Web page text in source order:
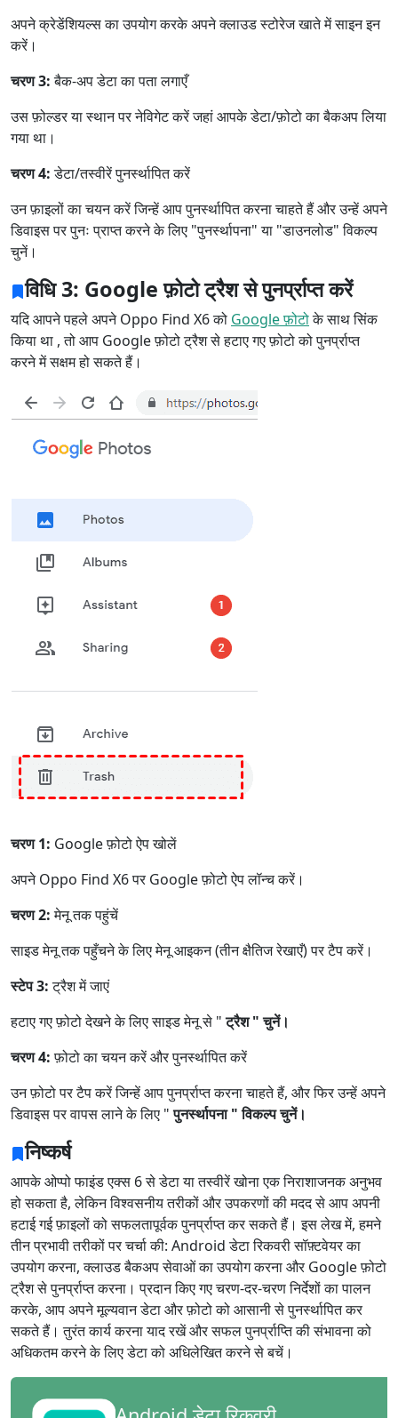
अपने क्रेडेंशियल्स का उपयोग करके अपने क्लाउड स्टोरेज खाते में साइन इन
करें।
चरण 3:बैक-अप डेटा का पता लगाएँ
उस फ़ोल्डर या स्थान पर नेविगेट करें जहां आपके डेटा/फ़ोटो का बैकअप लिया
गया था।
चरण 4:डेटा/तस्वीरें पुनर्स्थापित करें
उन फ़ाइलों का चयन करें जिन्हें आप पुनर्स्थापित करना चाहते हैं और उन्हें अपने
डिवाइस पर पुनः प्राप्त करने के लिए "पुनर्स्थापना" या "डाउनलोड" विकल्प
चुनें।
विधि 3: Google फ़ोटो ट्रैश से पुनर्प्राप्त करें
यदि आपने पहले अपने Oppo Find X6 को Google फ़ोटोके साथ सिंक
किया था , तो आप Google फ़ोटो ट्रैश से हटाए गए फ़ोटो को पुनर्प्राप्त
करने में सक्षम हो सकते हैं।
चरण 1: Google फ़ोटो ऐप खोलें
अपने Oppo Find X6 पर Google फ़ोटो ऐप लॉन्च करें।
चरण 2:मेनू तक पहुंचें
साइड मेनू तक पहुँचने के लिए मेनू आइकन (तीन क्षैतिज रेखाएँ) पर टैप करें।
स्टेप 3:ट्रैश में जाएं
हटाए गए फ़ोटो देखने के लिए साइड मेनू से "ट्रैश " चुनें।
चरण 4:फ़ोटो का चयन करें और पुनर्स्थापित करें
उन फ़ोटो पर टैप करें जिन्हें आप पुनर्प्राप्त करना चाहते हैं, और फिर उन्हें अपने
डिवाइस पर वापस लाने के लिए "पुनर्स्थापना " विकल्प चुनें।
निष्कर्ष
आपके ओप्पो फाइंड एक्स 6 से डेटा या तस्वीरें खोना एक निराशाजनक अनुभव
हो सकता है, लेकिन विश्वसनीय तरीकों और उपकरणों की मदद से आप अपनी
हटाई गई फ़ाइलों को सफलतापूर्वक पुनर्प्राप्त कर सकते हैं। इस लेख में, हमने
तीन प्रभावी तरीकों पर चर्चा की: Android डेटा रिकवरी सॉफ़्टवेयर का
उपयोग करना, क्लाउड बैकअप सेवाओं का उपयोग करना और Google फ़ोटो
ट्रैश से पुनर्प्राप्त करना। प्रदान किए गए चरण-दर-चरण निर्देशों का पालन
करके, आप अपने मूल्यवान डेटा और फ़ोटो को आसानी से पुनर्स्थापित कर
सकते हैं। तुरंत कार्य करना याद रखें और सफल पुनर्प्राप्ति की संभावना को
अधिकतम करने के लिए डेटा को अधिलेखित करने से बचें।